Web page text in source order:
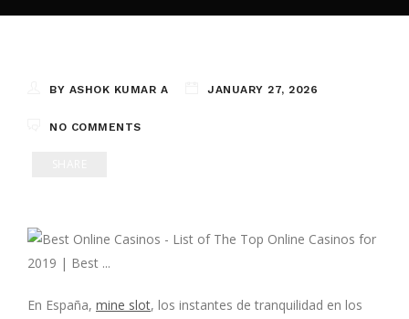
BY ASHOK KUMAR A JANUARY 27, 2026
NO COMMENTS
En España, mine slot, los instantes de tranquilidad en los